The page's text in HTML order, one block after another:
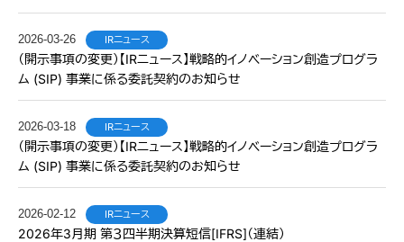
2026-03-26 IRニュース
（開示事項の変更）【IRニュース】戦略的イノベーション創造プログラ
ム (SIP) 事業に係る委託契約のお知らせ
2026-03-18 IRニュース
（開示事項の変更）【IRニュース】戦略的イノベーション創造プログラ
ム (SIP) 事業に係る委託契約のお知らせ
2026-02-12 IRニュース
2026年3月期 第３四半期決算短信[IFRS]（連結）